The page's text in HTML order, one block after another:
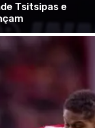
Tsitsipas e